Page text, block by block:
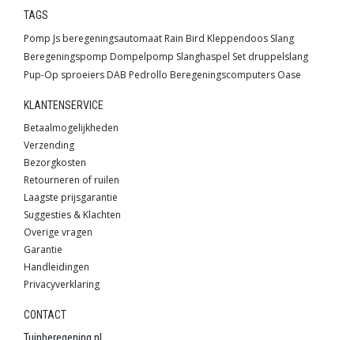
TAGS
Pomp Js beregeningsautomaat Rain Bird Kleppendoos Slang
Beregeningspomp Dompelpomp Slanghaspel Set druppelslang
Pup-Op sproeiers DAB Pedrollo Beregeningscomputers Oase
KLANTENSERVICE
Betaalmogelijkheden
Verzending
Bezorgkosten
Retourneren of ruilen
Laagste prijsgarantie
Suggesties & Klachten
Overige vragen
Garantie
Handleidingen
Privacyverklaring
CONTACT